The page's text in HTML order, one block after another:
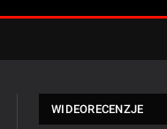
WIDEORECENZJE